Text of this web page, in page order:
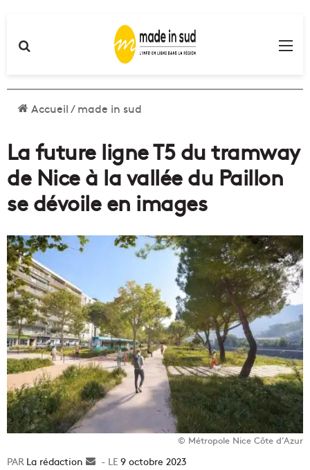
Accueil/made in sud
La future ligne T5 du tramway
de Nice à la vallée du Paillon
se dévoile en images
© Métropole Nice Côte d’Azur
La rédaction
Envoyer9 octobre 2023